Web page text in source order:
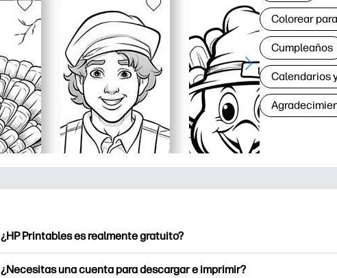
Colorear
Cumpleaños
Calendarios
¿HP Printables es realmente gratuito?
¿Necesitas una cuenta para descargar e imprimir?